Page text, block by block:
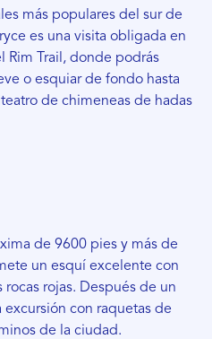
más populares del sur de
es una visita obligada en
Rim Trail, donde podrás
o esquiar de fondo hasta
de chimeneas de hadas
de 9600 pies y más de
un esquí excelente con
rojas. Después de un
excursión con raquetas de
de la ciudad.